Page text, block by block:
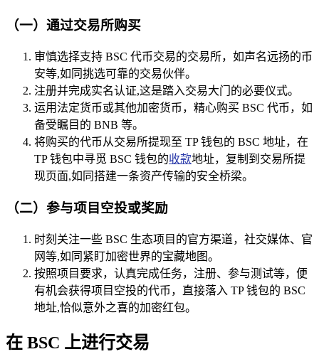
（一）通过交易所购买
审慎选择支持 BSC 代币交易的交易所，如声名远扬的币
安等,如同挑选可靠的交易伙伴。
注册并完成实名认证,这是踏入交易大门的必要仪式。
运用法定货币或其他加密货币，精心购买 BSC 代币，如
备受瞩目的 BNB 等。
将购买的代币从交易所提现至 TP 钱包的 BSC 地址，在
TP 钱包中寻觅 BSC 钱包的收款地址，复制到交易所提
现页面,如同搭建一条资产传输的安全桥梁。
（二）参与项目空投或奖励
时刻关注一些 BSC 生态项目的官方渠道，社交媒体、官
网等,如同紧盯加密世界的宝藏地图。
按照项目要求，认真完成任务，注册、参与测试等，便
有机会获得项目空投的代币，直接落入 TP 钱包的 BSC
地址,恰似意外之喜的加密红包。
在 BSC 上进行交易